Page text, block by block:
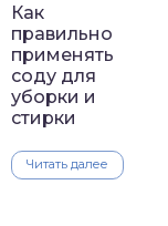
Как
правильно
применять
соду для
уборки и
стирки
Читать далее